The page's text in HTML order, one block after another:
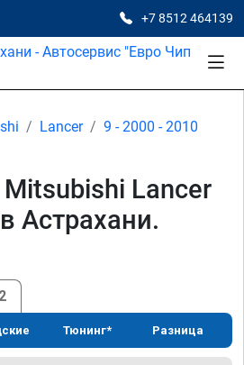
+7 8512 464139
Lancer
9 - 2000 - 2010
Lancer
Астрахани.
Тюнинг* Разница